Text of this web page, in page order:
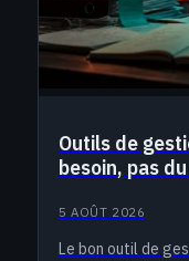
Outils de
besoin, pas
5 AOÛT 2026
Le bon outil de